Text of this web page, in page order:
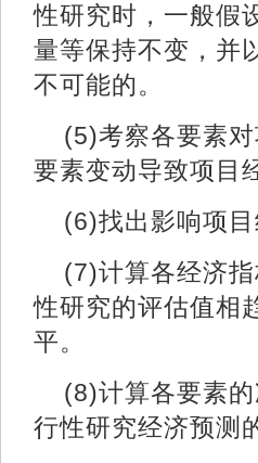
性研究时，一般假
量等保持不变，并
不可能的。
(5)考察各要素
要素变动导致项
(6)找出影响项
(7)计算各经济
性研究的评估值相
平。
(8)计算各要素
行性研究经济预